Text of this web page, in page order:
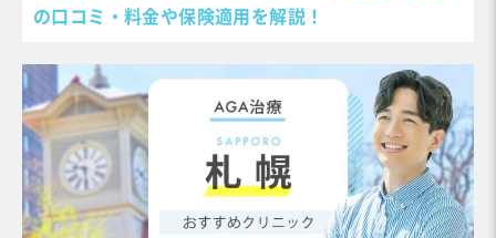
の口コミ・料金や保険適用を解説！